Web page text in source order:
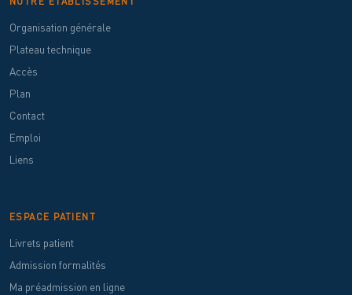
Organisation générale
Plateau technique
Accès
Plan
Contact
Emploi
Liens
ESPACE PATIENT
Livrets patient
Admission formalités
Ma préadmission en ligne